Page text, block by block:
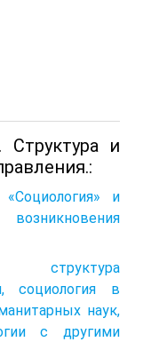
и
и
структура
социология в
наук,
с другими